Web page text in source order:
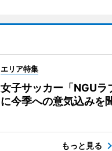
エリア特集
女子サッカー「NGU
に今季への意気込みを
もっと見る